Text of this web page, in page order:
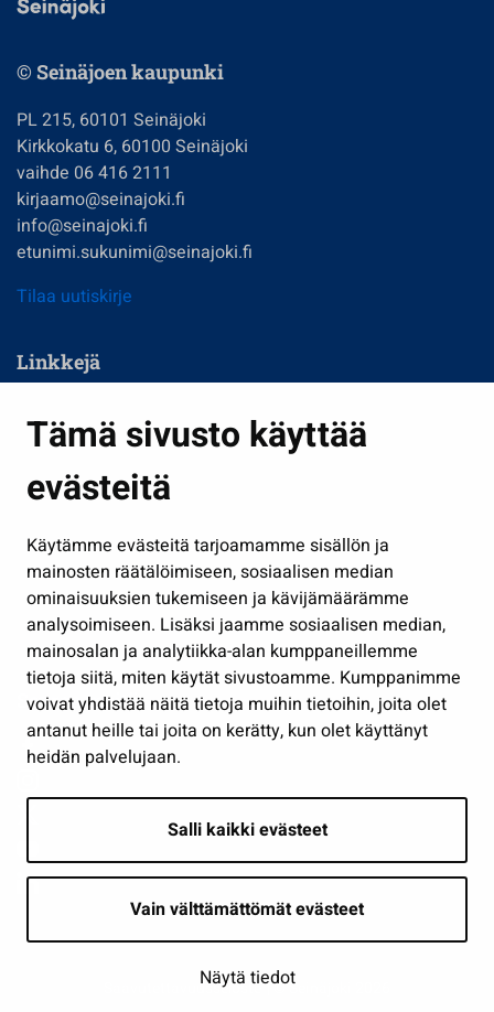
Tämä sivusto käyttää
evästeitä
Käytämme evästeitä tarjoamamme sisällön ja
mainosten räätälöimiseen, sosiaalisen median
ominaisuuksien tukemiseen ja kävijämäärämme
analysoimiseen. Lisäksi jaamme sosiaalisen median,
mainosalan ja analytiikka-alan kumppaneillemme
tietoja siitä, miten käytät sivustoamme. Kumppanimme
voivat yhdistää näitä tietoja muihin tietoihin, joita olet
antanut heille tai joita on kerätty, kun olet käyttänyt
heidän palvelujaan.
Salli kaikki evästeet
Vain välttämättömät evästeet
Näytä tiedot
© Seinäjoen kaupunki
PL 215, 60101 Seinäjoki
Kirkkokatu 6, 60100 Seinäjoki
vaihde 06 416 2111
kirjaamo@seinajoki.fi
info@seinajoki.fi
etunimi.sukunimi@seinajoki.fi
Tilaa uutiskirje
Linkkejä
Kasvatus ja opetus
Kulttuuri ja liikunta
Työ ja yrittäminen
Osallistu ja asioi
Näytä omat evästeasetukseni
Seuraa meitä
Saavutettavuusseloste | © Seinäjoki 2026